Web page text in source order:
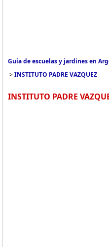
Guía de escuelas y jardines en
>INSTITUTO PADRE VAZQUEZ
INSTITUTO PADRE